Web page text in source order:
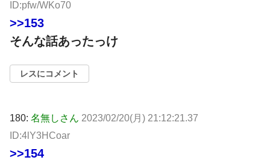
ID:pfw/WKo70
>>153
そんな話あったっけ
レスにコメント
180: 名無しさん 2023/02/20(月) 21:12:21.37
ID:4lY3HCoar
>>154